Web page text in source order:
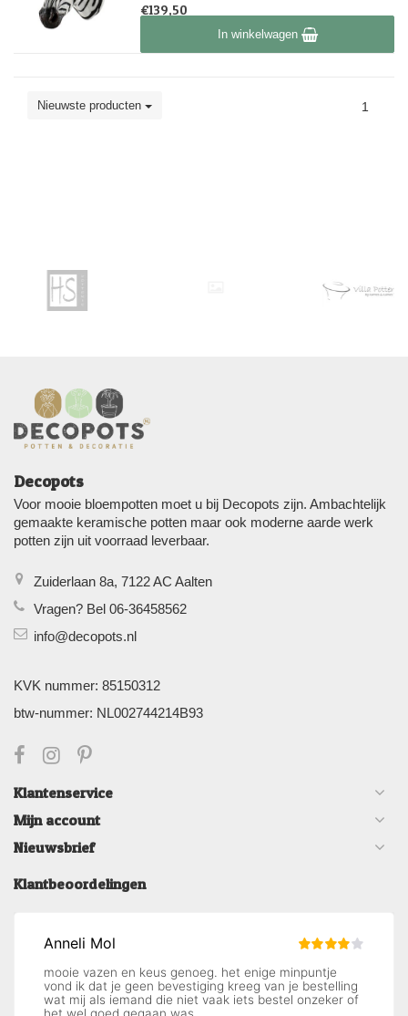
€139,50
Op voorraadIn winkelwagen
Nieuwste producten 1
Decopots
Voor mooie bloempotten moet u bij Decopots zijn. Ambachtelijk
gemaakte keramische potten maar ook moderne aarde werk
potten zijn uit voorraad leverbaar.
Zuiderlaan 8a, 7122 AC Aalten
Vragen? Bel 06-36458562
info@decopots.nl
KVK nummer: 85150312
btw-nummer: NL002744214B93
Klantenservice
Mijn account
Nieuwsbrief
Klantbeoordelingen